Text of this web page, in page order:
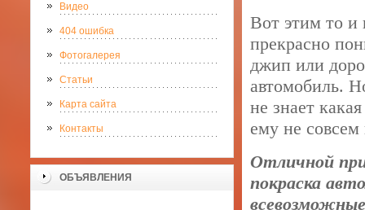
Видео
404 ошибка
Фотогалерея
Статьи
Карта сайта
Контакты
ОБЪЯВЛЕНИЯ
Вот этим то и
прекрасно
джип или
автомобиль.
не знает
ему не совсем
Отличной
покраска